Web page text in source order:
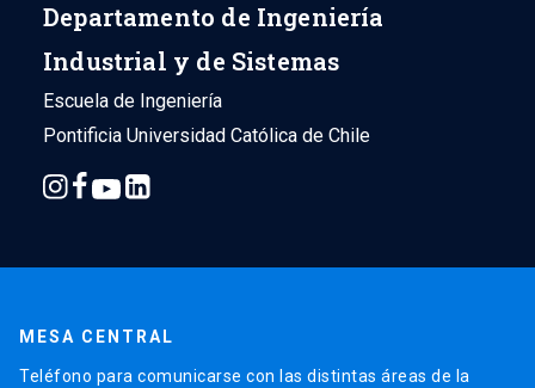
Departamento de Ingeniería
Industrial y de Sistemas
Escuela de Ingeniería
Pontificia Universidad Católica de Chile
MESA CENTRAL
Teléfono para comunicarse con las distintas áreas de la